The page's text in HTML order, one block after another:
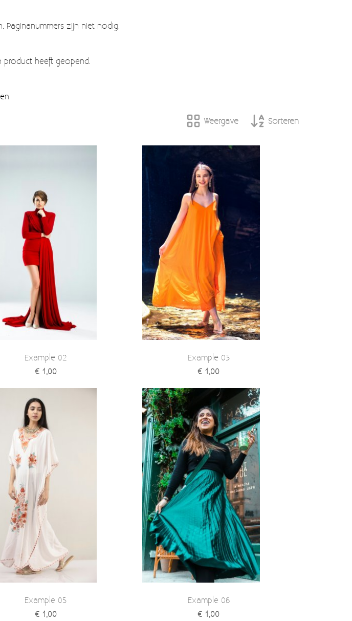
zijn niet nodig.
heeft geopend.
Weergave Sorteren
Example 02
€ 1,00
Example 03
€ 1,00
Example 05
€ 1,00
Example 06
€ 1,00